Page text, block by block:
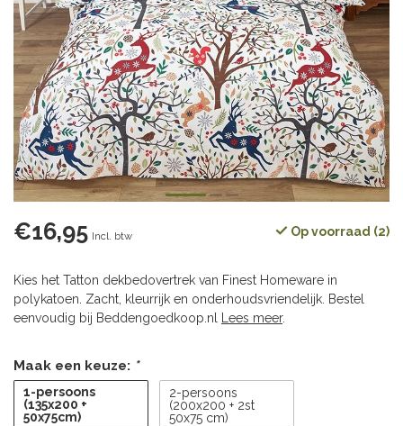
€16,95 Incl. btw Op voorraad (2)
Kies het Tatton dekbedovertrek van Finest Homeware in
polykatoen. Zacht, kleurrijk en onderhoudsvriendelijk. Bestel
eenvoudig bij Beddengoedkoop.nl
Lees meer.
Maak een keuze: *
1-persoons
(135x200 +
50x75cm)
2-persoons
(200x200 + 2st
50x75 cm)